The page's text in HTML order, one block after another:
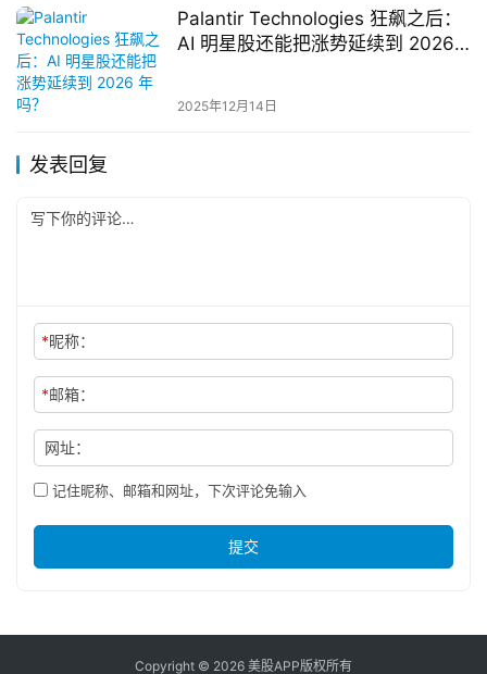
Palantir Technologies 狂飙之后：
AI 明星股还能把涨势延续到 2026
2025年12月14日
发表回复
*昵称：
*邮箱：
网址：
记住昵称、邮箱和网址，下次评论免输入
提交
Copyright © 2026 美股APP版权所有